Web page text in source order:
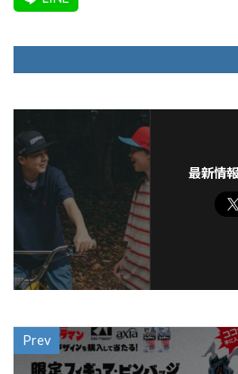
最新情
Prev